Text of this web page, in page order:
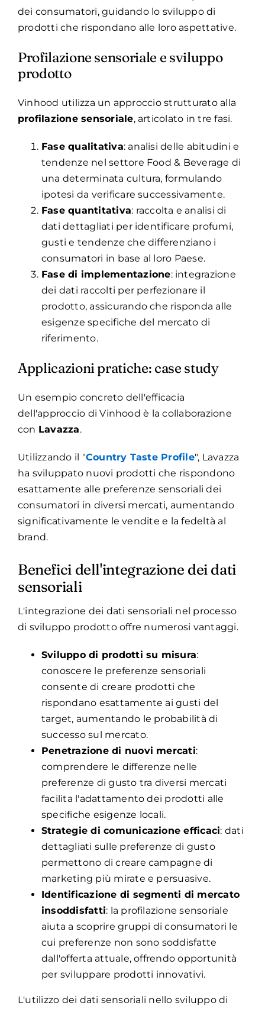
dei consumatori, guidando lo sviluppo di
prodotti che rispondano alle loro aspettative.
Profilazione sensoriale e sviluppo
prodotto
Vinhood utilizza un approccio strutturato alla
profilazione sensoriale, articolato in tre fasi.
Fase qualitativa: analisi delle abitudini e
tendenze nel settore Food & Beverage di
una determinata cultura, formulando
ipotesi da verificare successivamente.
Fase quantitativa: raccolta e analisi di
dati dettagliati per identificare profumi,
gusti e tendenze che differenziano i
consumatori in base al loro Paese.
Fase di implementazione: integrazione
dei dati raccolti per perfezionare il
prodotto, assicurando che risponda alle
esigenze specifiche del mercato di
riferimento.
Applicazioni pratiche: case study
Un esempio concreto dell'efficacia
dell'approccio di Vinhood è la collaborazione
con Lavazza.
Utilizzando il "Country Taste Profile", Lavazza
ha sviluppato nuovi prodotti che rispondono
esattamente alle preferenze sensoriali dei
consumatori in diversi mercati, aumentando
significativamente le vendite e la fedeltà al
brand.
Benefici dell'integrazione dei dati
sensoriali
L'integrazione dei dati sensoriali nel processo
di sviluppo prodotto offre numerosi vantaggi.
Sviluppo di prodotti su misura:
conoscere le preferenze sensoriali
consente di creare prodotti che
rispondano esattamente ai gusti del
target, aumentando le probabilità di
successo sul mercato.
Penetrazione di nuovi mercati:
comprendere le differenze nelle
preferenze di gusto tra diversi mercati
facilita l'adattamento dei prodotti alle
specifiche esigenze locali.
Strategie di comunicazione efficaci: dati
dettagliati sulle preferenze di gusto
permettono di creare campagne di
marketing più mirate e persuasive.
Identificazione di segmenti di mercato
insoddisfatti: la profilazione sensoriale
aiuta a scoprire gruppi di consumatori le
cui preferenze non sono soddisfatte
dall'offerta attuale, offrendo opportunità
per sviluppare prodotti innovativi.
L'utilizzo dei dati sensoriali nello sviluppo di